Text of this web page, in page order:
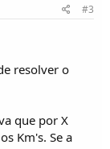
#3
resolver o
que por X
Km's. Se a